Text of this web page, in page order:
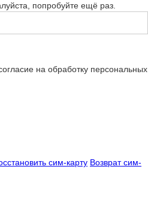
попробуйте ещё раз.
на обработку персональных
сим-карту Возврат сим-